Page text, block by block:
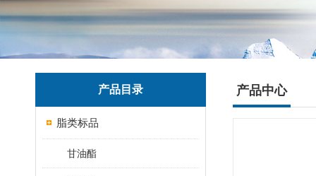
产品目录
脂类标品
甘油酯
产品中心